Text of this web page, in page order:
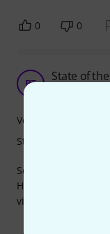
0 0
BT State of
Schön,
Hadstockformen
vielen Jahren.
Verarbeitung
Stabilität